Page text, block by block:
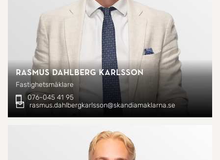
Rasmus Dahlberg Karlsson
Fastighetsmäklare
076-045 41 95
rasmus.dahlbergkarlsson@skandiamaklarna.se